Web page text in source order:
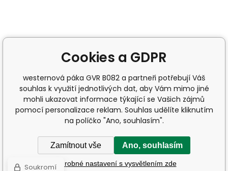
Cookies a GDPR
westernová páka GVR B082 a partneři potřebují Váš
souhlas k využití jednotlivých dat, aby Vám mimo jiné
mohli ukazovat informace týkající se Vašich zájmů
pomocí personalizace reklam. Souhlas udělíte kliknutím
na políčko "Ano, souhlasím".
Zamítnout vše Ano, souhlasím
Podrobné nastavení s vysvětlením zde
Soukromí